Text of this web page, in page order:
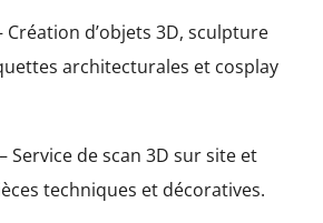
Création d’objets 3D, sculpture
architecturales et cosplay
– Service de scan 3D sur site et
techniques et décoratives.